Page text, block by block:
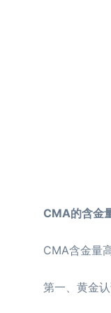
CMA的含金量
CMA含金量高
第一、黄金认